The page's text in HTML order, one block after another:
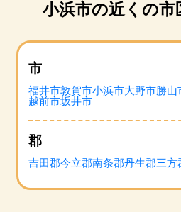
小浜市の近くの市
市
福井市敦賀市小浜市大野市勝山
越前市坂井市
郡
吉田郡今立郡南条郡丹生郡三方